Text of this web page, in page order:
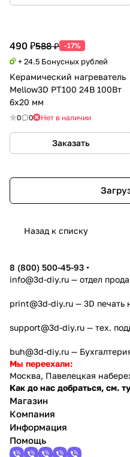
490 ₽588 ₽ -17%
+ 24.5 Бонусных рублей
Керамический нагреватель
Mellow3D PT100 24В 100Вт
6х20 мм
0 0 Нет в наличии
Заказать
Назад к списку
8 (800) 500-45-93
info@3d-diy.ru — отдел
print@3d-diy.ru — 3D печать
support@3d-diy.ru — тех.
buh@3d-diy.ru —
Мы переехали:
Москва, Павелецкая
Как до нас добраться, см.
Магазин
Компания
Информация
Помощь